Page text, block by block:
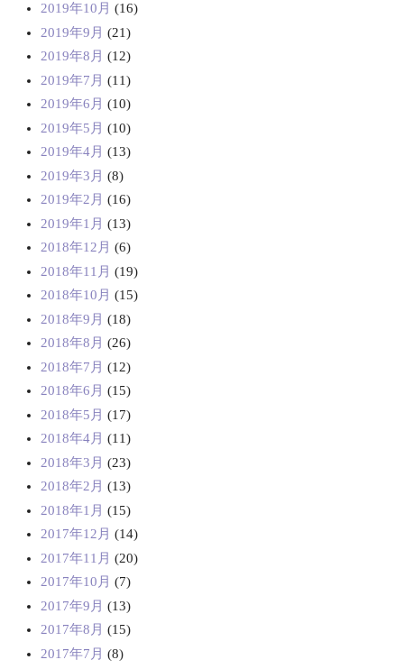
2019年10月 (16)
2019年9月 (21)
2019年8月 (12)
2019年7月 (11)
2019年6月 (10)
2019年5月 (10)
2019年4月 (13)
2019年3月 (8)
2019年2月 (16)
2019年1月 (13)
2018年12月 (6)
2018年11月 (19)
2018年10月 (15)
2018年9月 (18)
2018年8月 (26)
2018年7月 (12)
2018年6月 (15)
2018年5月 (17)
2018年4月 (11)
2018年3月 (23)
2018年2月 (13)
2018年1月 (15)
2017年12月 (14)
2017年11月 (20)
2017年10月 (7)
2017年9月 (13)
2017年8月 (15)
2017年7月 (8)